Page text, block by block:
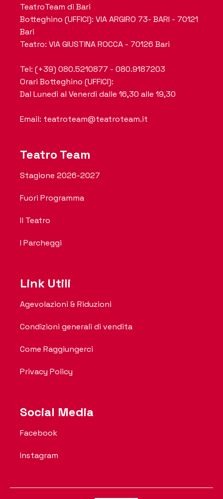
TeatroTeam di Bari
Botteghino (UFFICI): VIA ARGIRO 73- BARI - 70121
Bari
Teatro: VIA GIUSTINA ROCCA - 70126 Bari
Tel: (+39) 080.5210877 - 080.9187203
Orari Botteghino (UFFICI):
Dal Lunedi al Venerdi dalle 16,30 alle 19,30
Email: teatroteam@teatroteam.it
Teatro Team
Stagione 2026-2027
Fuori Programma
Il Teatro
I Parcheggi
Link Utili
Agevolazioni & Riduzioni
Condizioni generali di vendita
Come Raggiungerci
Privacy Policy
Social Media
Facebook
Instagram